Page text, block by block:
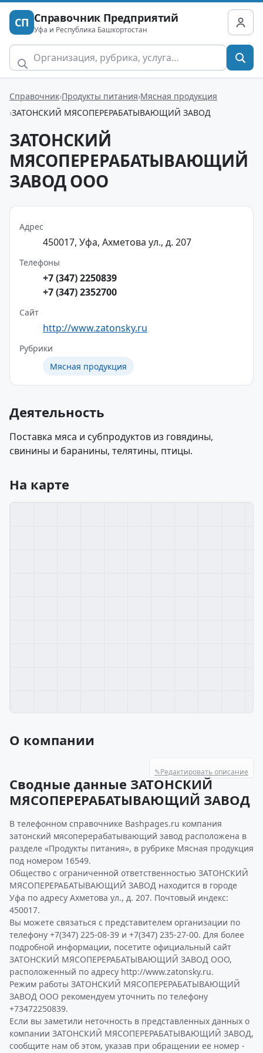
СП Справочник Предприятий
Уфа и Республика Башкортостан
Справочник Продукты питания Мясная продукция
ЗАТОНСКИЙ МЯСОПЕРЕРАБАТЫВАЮЩИЙ ЗАВОД
ЗАТОНСКИЙ
МЯСОПЕРЕРАБАТЫВАЮЩИЙ
ЗАВОД ООО
Адрес
450017, Уфа, Ахметова ул., д. 207
Телефоны
+7 (347) 2250839
+7 (347) 2352700
Сайт
http://www.zatonsky.ru
Рубрики
Мясная продукция
Деятельность
Поставка мяса и субпродуктов из говядины,
свинины и баранины, телятины, птицы.
На карте
О компании
✎Редактировать описание
Сводные данные ЗАТОНСКИЙ
МЯСОПЕРЕРАБАТЫВАЮЩИЙ ЗАВОД
В телефонном справочнике Bashpages.ru компания
затонский мясоперерабатывающий завод расположена в
разделе «Продукты питания», в рубрике Мясная продукция
под номером 16549.
Общество с ограниченной ответственностью ЗАТОНСКИЙ
МЯСОПЕРЕРАБАТЫВАЮЩИЙ ЗАВОД находится в городе
Уфа по адресу Ахметова ул., д. 207. Почтовый индекс:
450017.
Вы можете связаться с представителем организации по
телефону +7(347) 225-08-39 и +7(347) 235-27-00. Для более
подробной информации, посетите официальный сайт
ЗАТОНСКИЙ МЯСОПЕРЕРАБАТЫВАЮЩИЙ ЗАВОД ООО,
расположенный по адресу http://www.zatonsky.ru.
Режим работы ЗАТОНСКИЙ МЯСОПЕРЕРАБАТЫВАЮЩИЙ
ЗАВОД ООО рекомендуем уточнить по телефону
+73472250839.
Если вы заметили неточность в представленных данных о
компании ЗАТОНСКИЙ МЯСОПЕРЕРАБАТЫВАЮЩИЙ ЗАВОД,
сообщите нам об этом, указав при обращении ее номер -